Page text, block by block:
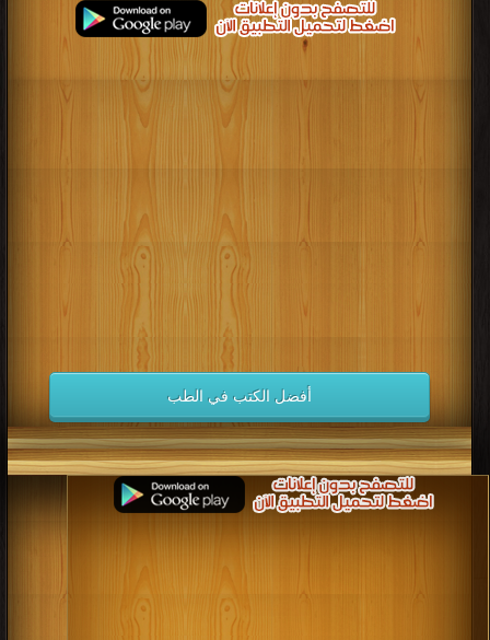
كتب 2013 كتب 2012
كتب 2011
كتب 2009 كتب 2008
كتب 2006
كتب 2005 كتب 2004
كتب 2003
كتب 2000
كتب 1992
كتب 1991
كتب 1990
كتب 1989 كتب 1988
كتب 1987
كتب 1984
كتب 1983
كتب 1980
كتب 1979
كتب 1978
كتب 1977 كتب 1976
كتب 1975
كتب 1974
كتب 1973 كتب 1972
كتب 1971
كتب 1970
كتب 1969 كتب 1968
كتب 1967
كتب 1966
كتب 1965 كتب 1964
كتب 1963
كتب 1962
كتب 1961 كتب 1960
كتب 1959
كتب 1957
كتب 1952
كتب 1951
أفضل الكتب في الطب